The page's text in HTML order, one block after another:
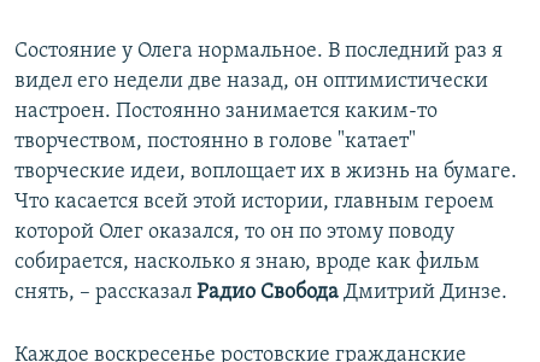
Состояние у Олега нормальное. В последний раз я
видел его недели две назад, он оптимистически
настроен. Постоянно занимается каким-то
творчеством, постоянно в голове "катает"
творческие идеи, воплощает их в жизнь на бумаге.
Что касается всей этой истории, главным героем
которой Олег оказался, то он по этому поводу
собирается, насколько я знаю, вроде как фильм
снять, – рассказал Радио Свобода Дмитрий Динзе.
Каждое воскресенье ростовские гражданские